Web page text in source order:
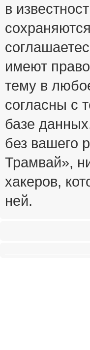
в
имеют
тему в
согласны с
базе
без вашего
Трамвай»,
хакеров,
ней.